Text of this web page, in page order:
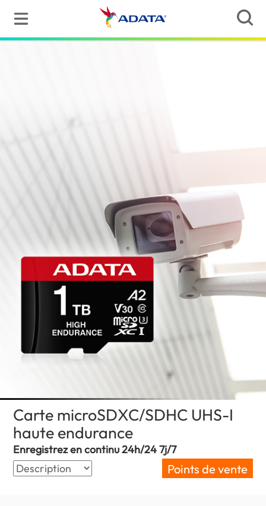
Carte microSDXC/SDHC UHS-I
haute endurance
Enregistrez en continu 24h/24 7j/7
Points de vente